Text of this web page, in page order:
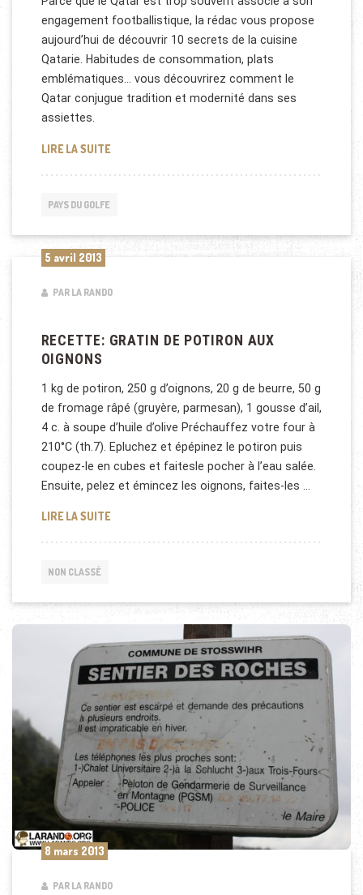
engagement footballistique, la rédac vous propose
aujourd’hui de découvrir 10 secrets de la cuisine
Qatarie. Habitudes de consommation, plats
emblématiques… vous découvrirez comment le
Qatar conjugue tradition et modernité dans ses
assiettes.
LIRE LA SUITECUISINE AU QATAR
PAYS DU GOLFE
5 avril 2013
PAR LA RANDO
RECETTE: GRATIN DE POTIRON AUX
OIGNONS
1 kg de potiron, 250 g d’oignons, 20 g de beurre, 50 g
de fromage râpé (gruyère, parmesan), 1 gousse d’ail,
4 c. à soupe d’huile d’olive Préchauffez votre four à
210°C (th.7). Epluchez et épépinez le potiron puis
coupez-le en cubes et faitesle pocher à l’eau salée.
Ensuite, pelez et émincez les oignons, faites-les …
LIRE LA SUITERECETTE: GRATIN DE POTIRON AUX OIGNONS
NON CLASSÉ
8 mars 2013
PAR LA RANDO